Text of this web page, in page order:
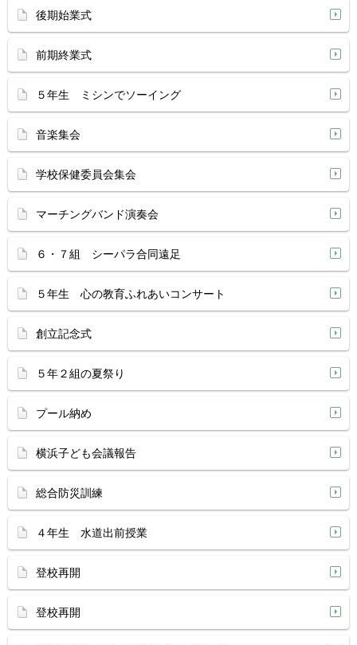
後期始業式
前期終業式
５年生 ミシンでソーイング
音楽集会
学校保健委員会集会
マーチングバンド演奏会
６・７組 シーパラ合同遠足
５年生 心の教育ふれあいコンサート
創立記念式
５年２組の夏祭り
プール納め
横浜子ども会議報告
総合防災訓練
４年生 水道出前授業
登校再開
登校再開